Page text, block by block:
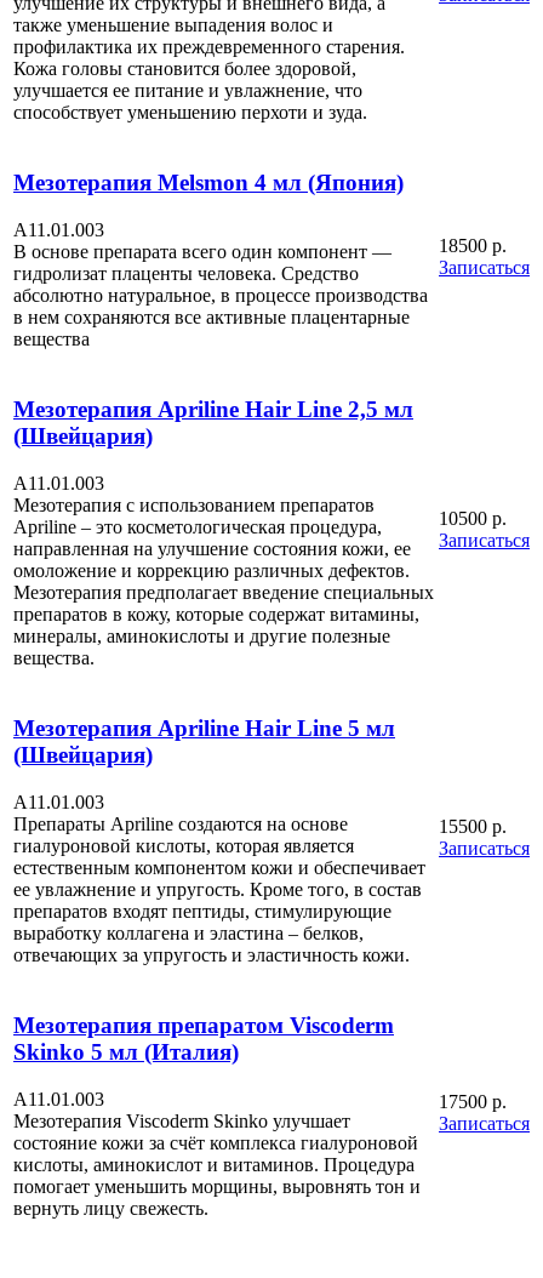
также уменьшение выпадения волос и
профилактика их преждевременного старения.
Кожа головы становится более здоровой,
улучшается ее питание и увлажнение, что
способствует уменьшению перхоти и зуда.
Мезотерапия Melsmon 4 мл (Япония)
А11.01.003
В основе препарата всего один компонент —
гидролизат плаценты человека. Средство
абсолютно натуральное, в процессе производства
в нем сохраняются все активные плацентарные
вещества
18500 р.
Записаться
Мезотерапия Apriline Hair Line 2,5 мл
(Швейцария)
А11.01.003
Мезотерапия с использованием препаратов
Apriline – это косметологическая процедура,
направленная на улучшение состояния кожи, ее
омоложение и коррекцию различных дефектов.
Мезотерапия предполагает введение специальных
препаратов в кожу, которые содержат витамины,
минералы, аминокислоты и другие полезные
вещества.
10500 р.
Записаться
Мезотерапия Apriline Hair Line 5 мл
(Швейцария)
А11.01.003
Препараты Apriline создаются на основе
гиалуроновой кислоты, которая является
естественным компонентом кожи и обеспечивает
ее увлажнение и упругость. Кроме того, в состав
препаратов входят пептиды, стимулирующие
выработку коллагена и эластина – белков,
отвечающих за упругость и эластичность кожи.
15500 р.
Записаться
Мезотерапия препаратом Viscoderm
Skinko 5 мл (Италия)
А11.01.003
Мезотерапия Viscoderm Skinko улучшает
состояние кожи за счёт комплекса гиалуроновой
кислоты, аминокислот и витаминов. Процедура
помогает уменьшить морщины, выровнять тон и
вернуть лицу свежесть.
17500 р.
Записаться